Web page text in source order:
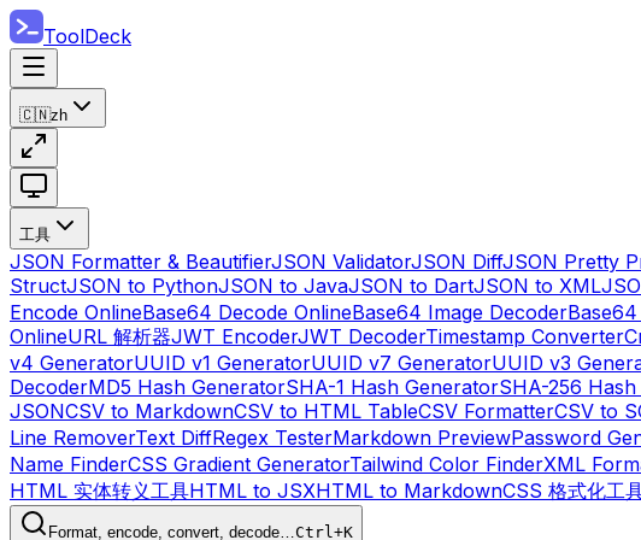
ToolDeck
🇨🇳zh
工具
JSON Formatter & BeautifierJSON ValidatorJSON DiffJSON Pretty
StructJSON to PythonJSON to JavaJSON to DartJSON to XML
Encode OnlineBase64 Decode OnlineBase64 Image Decoder
OnlineURL 解析器JWT EncoderJWT DecoderTimestamp Converter
v4 GeneratorUUID v1 GeneratorUUID v7 GeneratorUUID v3
DecoderMD5 Hash GeneratorSHA-1 Hash GeneratorSHA-256
JSONCSV to MarkdownCSV to HTML TableCSV FormatterCSV to
Line RemoverText DiffRegex TesterMarkdown PreviewPassword
Name FinderCSS Gradient GeneratorTailwind Color FinderXML
HTML 实体转义工具HTML to JSXHTML to MarkdownCSS 格式化工
Format, encode, convert, decode…Ctrl+K